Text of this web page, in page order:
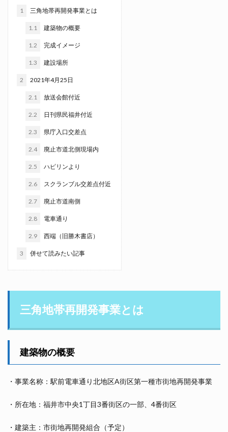
1 三角地帯再開発事業とは
1.1 建築物の概要
1.2 完成イメージ
1.3 建設場所
2 2021年4月25日
2.1 放送会館付近
2.2 日刊県民福井付近
2.3 県庁入口交差点
2.4 廃止市道北側現場内
2.5 ハピリンより
2.6 スクランブル交差点付近
2.7 廃止市道南側
2.8 電車通り
2.9 西端（旧勝木書店）
3 併せて読みたい記事
三角地帯再開発事業とは
建築物の概要
・事業名称：駅前電車通り北地区A街区第一種市街地再開発事業
・所在地：福井市中央1丁目3番街区の一部、4番街区
・建築主：市街地再開発組合（予定）